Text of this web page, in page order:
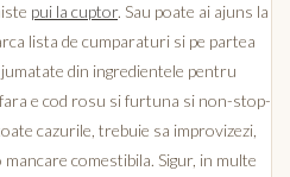
pui la cuptor. Sau poate ai ajuns la
lista de cumparaturi si pe partea
din ingredientele pentru
e cod rosu si furtuna si non-stop-
cazurile, trebuie sa improvizezi,
comestibila. Sigur, in multe